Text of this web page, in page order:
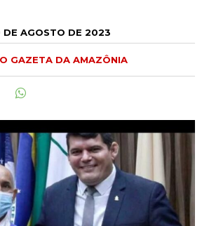
DE AGOSTO DE 2023
GAZETA DA AMAZÔNIA